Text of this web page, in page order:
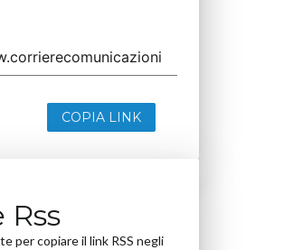
COPIA LINK
Rss
per copiare il link RSS negli